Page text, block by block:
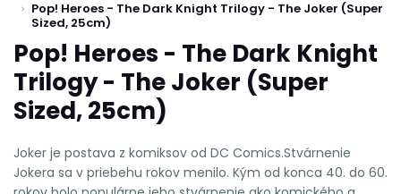
Pop! Heroes - The Dark Knight Trilogy - The Joker (Super
Sized, 25cm)
Pop! Heroes - The Dark Knight
Trilogy - The Joker (Super
Sized, 25cm)
Joker je postava z komiksov od DC Comics.Stvárnenie
Jokera sa v priebehu rokov menilo. Kým od konca 40. do 60.